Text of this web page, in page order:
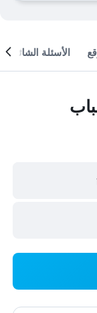
الأسئلة الشائعة